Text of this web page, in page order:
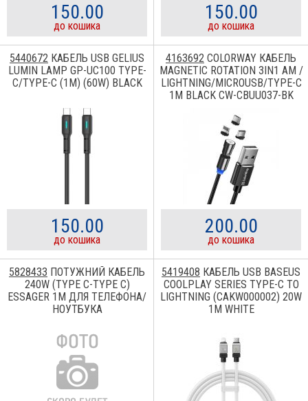
150.00
до кошика
150.00
до кошика
5440672 КАБЕЛЬ USB GELIUS
LUMIN LAMP GP-UC100 TYPE-
C/TYPE-C (1M) (60W) BLACK
150.00
до кошика
4163692 COLORWAY КАБЕЛЬ
MAGNETIC ROTATION 3IN1 AM /
LIGHTNING/MICROUSB/TYPE-C
1M BLACK CW-CBUU037-BK
200.00
до кошика
5828433 ПОТУЖНИЙ КАБЕЛЬ
240W (TYPE C-TYPE C)
ESSAGER 1М ДЛЯ ТЕЛЕФОНА/
НОУТБУКА
5419408 КАБЕЛЬ USB BASEUS
COOLPLAY SERIES TYPE-C TO
LIGHTNING (CAKW000002) 20W
1M WHITE